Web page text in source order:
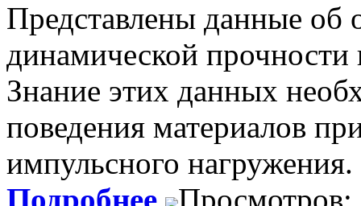
Представлены данные об
динамической
Знание этих данных
поведения материалов
импульсного нагружения.